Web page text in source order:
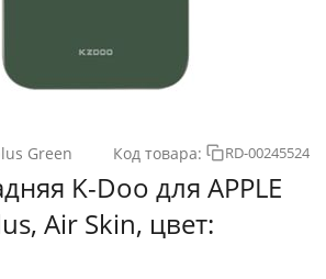
Green Код товара: RD-00245524
K-Doo для APPLE
Air Skin, цвет: